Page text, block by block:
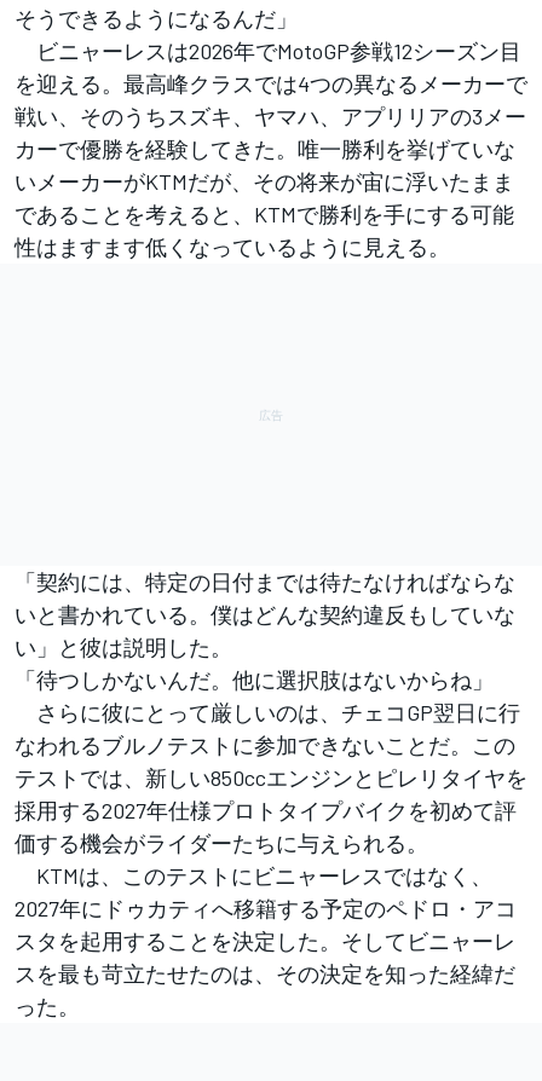
そうできるようになるんだ」
ビニャーレスは2026年でMotoGP参戦12シーズン目
を迎える。最高峰クラスでは4つの異なるメーカーで
戦い、そのうちスズキ、ヤマハ、アプリリアの3メー
カーで優勝を経験してきた。唯一勝利を挙げていな
いメーカーがKTMだが、その将来が宙に浮いたまま
であることを考えると、KTMで勝利を手にする可能
性はますます低くなっているように見える。
「契約には、特定の日付までは待たなければならな
いと書かれている。僕はどんな契約違反もしていな
い」と彼は説明した。
「待つしかないんだ。他に選択肢はないからね」
さらに彼にとって厳しいのは、チェコGP翌日に行
なわれるブルノテストに参加できないことだ。この
テストでは、新しい850ccエンジンとピレリタイヤを
採用する2027年仕様プロトタイプバイクを初めて評
価する機会がライダーたちに与えられる。
KTMは、このテストにビニャーレスではなく、
2027年にドゥカティへ移籍する予定のペドロ・アコ
スタを起用することを決定した。そしてビニャーレ
スを最も苛立たせたのは、その決定を知った経緯だ
った。